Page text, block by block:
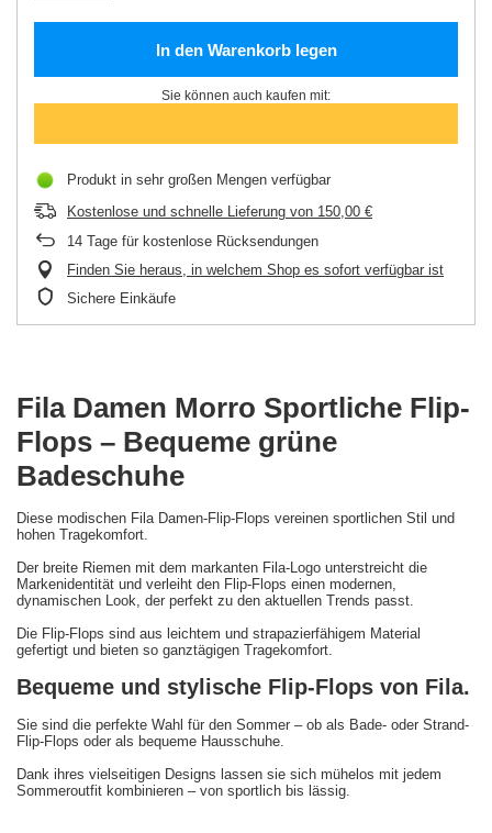
In den Warenkorb legen
Sie können auch kaufen mit:
Produkt in sehr großen Mengen verfügbar
Kostenlose und schnelle Lieferung von 150,00 €
14 Tage für kostenlose Rücksendungen
Finden Sie heraus, in welchem Shop es sofort verfügbar ist
Sichere Einkäufe
Fila Damen Morro Sportliche Flip-
Flops – Bequeme grüne
Badeschuhe
Diese modischen Fila Damen-Flip-Flops vereinen sportlichen Stil und
hohen Tragekomfort.
Der breite Riemen mit dem markanten Fila-Logo unterstreicht die
Markenidentität und verleiht den Flip-Flops einen modernen,
dynamischen Look, der perfekt zu den aktuellen Trends passt.
Die Flip-Flops sind aus leichtem und strapazierfähigem Material
gefertigt und bieten so ganztägigen Tragekomfort.
Bequeme und stylische Flip-Flops von Fila.
Sie sind die perfekte Wahl für den Sommer – ob als Bade- oder Strand-
Flip-Flops oder als bequeme Hausschuhe.
Dank ihres vielseitigen Designs lassen sie sich mühelos mit jedem
Sommeroutfit kombinieren – von sportlich bis lässig.